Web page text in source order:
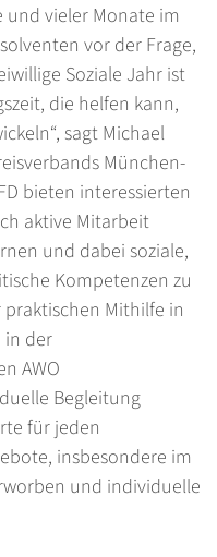
vieler Monate im
vor der Frage,
Soziale Jahr ist
die helfen kann,
sagt Michael
München-
bieten interessierten
aktive Mitarbeit
und dabei soziale,
Kompetenzen zu
praktischen Mithilfe in
in der
AWO
Begleitung
für jeden
insbesondere im
und individuelle